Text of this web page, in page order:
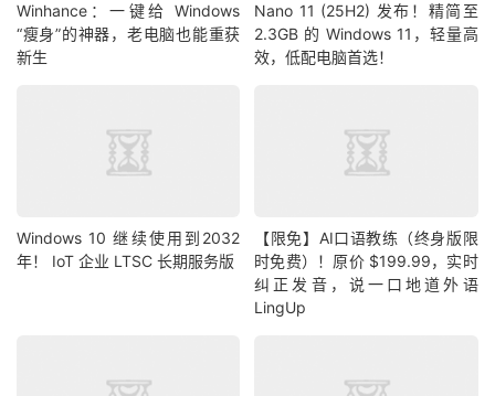
Winhance：一键给 Windows
“瘦身”的神器，老电脑也能重获
新生
Nano 11 (25H2) 发布！精简至
2.3GB 的 Windows 11，轻量高
效，低配电脑首选！
Windows 10 继续使用到2032
年！ IoT 企业 LTSC 长期服务版
【限免】AI口语教练（终身版限
时免费）！原价 $199.99，实时
纠正发音，说一口地道外语
LingUp